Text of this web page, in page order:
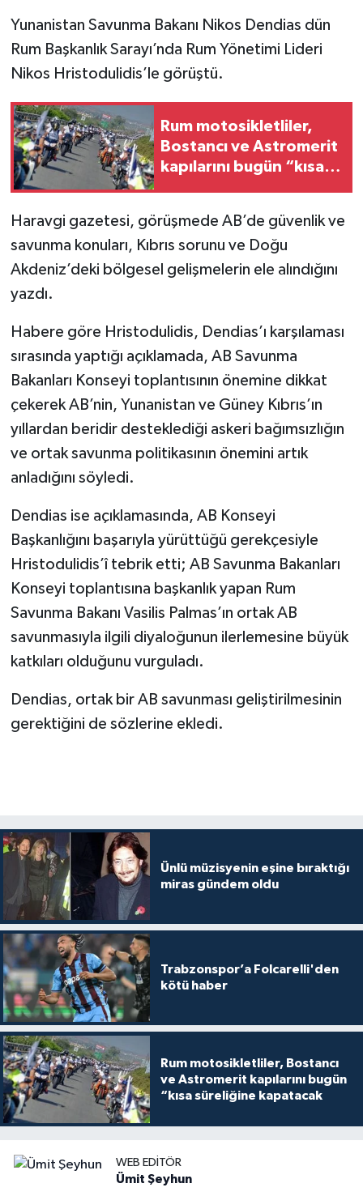
Yunanistan Savunma Bakanı Nikos Dendias dün
Rum Başkanlık Sarayı’nda Rum Yönetimi Lideri
Nikos Hristodulidis’le görüştü.
Rum motosikletliler,
Bostancı ve Astromerit
kapılarını bugün “kısa
Haravgi gazetesi, görüşmede AB’de güvenlik ve
savunma konuları, Kıbrıs sorunu ve Doğu
Akdeniz’deki bölgesel gelişmelerin ele alındığını
yazdı.
Habere göre Hristodulidis, Dendias’ı karşılaması
sırasında yaptığı açıklamada, AB Savunma
Bakanları Konseyi toplantısının önemine dikkat
çekerek AB’nin, Yunanistan ve Güney Kıbrıs’ın
yıllardan beridir desteklediği askeri bağımsızlığın
ve ortak savunma politikasının önemini artık
anladığını söyledi.
Dendias ise açıklamasında, AB Konseyi
Başkanlığını başarıyla yürüttüğü gerekçesiyle
Hristodulidis’î tebrik etti; AB Savunma Bakanları
Konseyi toplantısına başkanlık yapan Rum
Savunma Bakanı Vasilis Palmas’ın ortak AB
savunmasıyla ilgili diyaloğunun ilerlemesine büyük
katkıları olduğunu vurguladı.
Dendias, ortak bir AB savunması geliştirilmesinin
gerektiğini de sözlerine ekledi.
Ünlü müzisyenin eşine bıraktığı
miras gündem oldu
Trabzonspor’a Folcarelli'den
kötü haber
Rum motosikletliler, Bostancı
ve Astromerit kapılarını bugün
“kısa süreliğine kapatacak
WEB EDITÖR
Ümit Şeyhun